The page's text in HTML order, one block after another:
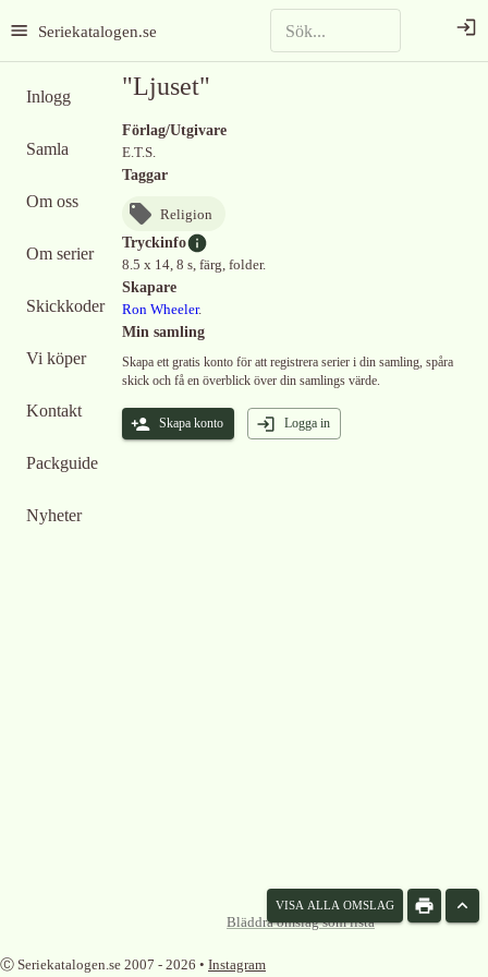
Seriekatalogen.se
Inlogg
Samla
Om oss
Om serier
Skickkoder
Vi köper
Kontakt
Packguide
Nyheter
"Ljuset"
Förlag/Utgivare
E.T.S.
Taggar
Religion
Tryckinfo
8.5 x 14, 8 s, färg, folder.
Skapare
Ron Wheeler.
Min samling
Skapa ett gratis konto för att registrera serier i din samling, spåra
skick och få en överblick över din samlings värde.
Skapa konto Logga in
VISA ALLA OMSLAG
Bläddra omslag som lista
Ⓒ Seriekatalogen.se 2007 - 2026 • Instagram